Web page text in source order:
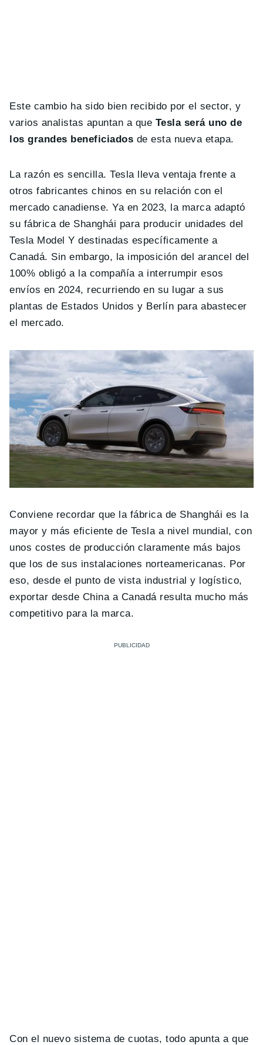
Este cambio ha sido bien recibido por el sector, y
varios analistas apuntan a que Tesla será uno de
los grandes beneficiados de esta nueva etapa.
La razón es sencilla. Tesla lleva ventaja frente a
otros fabricantes chinos en su relación con el
mercado canadiense. Ya en 2023, la marca adaptó
su fábrica de Shanghái para producir unidades del
Tesla Model Y destinadas específicamente a
Canadá. Sin embargo, la imposición del arancel del
100% obligó a la compañía a interrumpir esos
envíos en 2024, recurriendo en su lugar a sus
plantas de Estados Unidos y Berlín para abastecer
el mercado.
Conviene recordar que la fábrica de Shanghái es la
mayor y más eficiente de Tesla a nivel mundial, con
unos costes de producción claramente más bajos
que los de sus instalaciones norteamericanas. Por
eso, desde el punto de vista industrial y logístico,
exportar desde China a Canadá resulta mucho más
competitivo para la marca.
Con el nuevo sistema de cuotas, todo apunta a que